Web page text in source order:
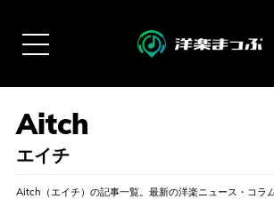
エイチ
Aitch（エイチ）の記事一覧。最新の洋楽ニュース・コラ